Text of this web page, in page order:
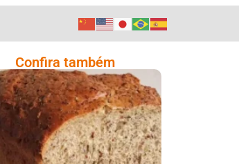
Confira também
Comer Bem: Pão Low
Carb